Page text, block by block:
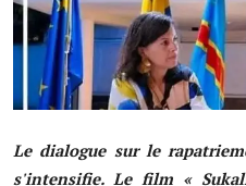
Société
Éducation
Sport
Le dialogue sur le
s'intensifie. Le film «